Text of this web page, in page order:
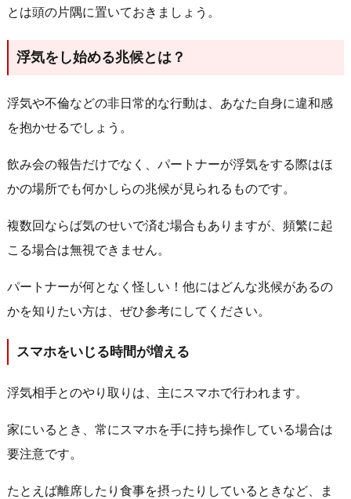
とは頭の片隅に置いておきましょう。
浮気をし始める兆候とは？
浮気や不倫などの非日常的な行動は、あなた自身に違和感
を抱かせるでしょう。
飲み会の報告だけでなく、パートナーが浮気をする際はほ
かの場所でも何かしらの兆候が見られるものです。
複数回ならば気のせいで済む場合もありますが、頻繁に起
こる場合は無視できません。
パートナーが何となく怪しい！他にはどんな兆候があるの
かを知りたい方は、ぜひ参考にしてください。
スマホをいじる時間が増える
浮気相手とのやり取りは、主にスマホで行われます。
家にいるとき、常にスマホを手に持ち操作している場合は
要注意です。
たとえば離席したり食事を摂ったりしているときなど、ま